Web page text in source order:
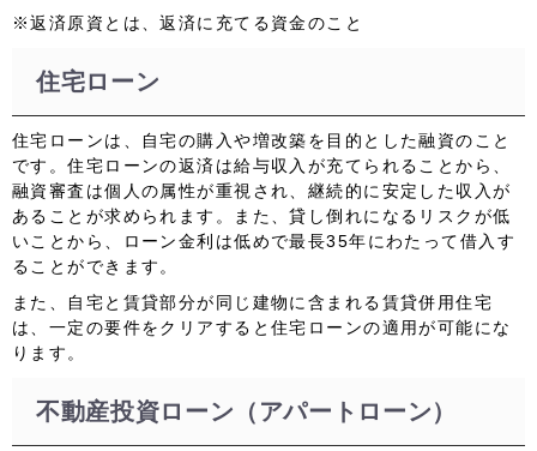
※返済原資とは、返済に充てる資金のこと
住宅ローン
住宅ローンは、自宅の購入や増改築を目的とした融資のこと
です。住宅ローンの返済は給与収入 が充てられることから、
融資審査は個人の属性が重視され、 継続的に安定した収入が
あることが求められます。また、貸し倒れになるリスクが低
いことから、ローン金利は低めで最長35年にわたって借入す
ることができます。
また、自宅と賃貸部分が同じ建物に含まれる賃貸併用住宅
は、一定の要件をクリアすると住宅ローンの適用が可能にな
ります。
不動産投資ローン（アパートローン）